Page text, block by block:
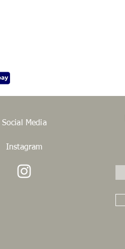
Social Media
Instagram